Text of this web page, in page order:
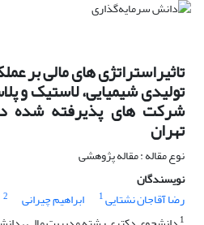
تاثیراستراتژی های مالی بر
تولیدی شیمیایی، لاستیک و
شرکت های پذیرفته شده
تهران
نوع مقاله : مقاله پژوهشی
نویسندگان
رضا آقاجان نشتایی1 ابراهیم چیرانی 2
1